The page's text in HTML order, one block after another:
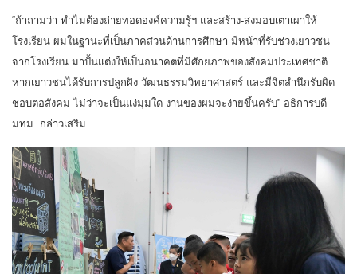
“ถ้าถามว่า ทำไมต้องถ่ายทอดองค์ความรู้ฯ และสร้าง-ส่งมอบเตาเผาให้
โรงเรียน ผมในฐานะที่เป็นภาคส่วนด้านการศึกษา มีหน้าที่รับช่วงเยาวชน
จากโรงเรียน มาปั้นแต่งให้เป็นอนาคตที่มีศักยภาพของสังคมประเทศชาติ
หากเยาวชนได้รับการปลูกฝัง วัฒนธรรมวิทยาศาสตร์ และมีจิตสำนึกรับผิด
ชอบต่อสังคม ไม่ว่าจะเป็นแง่มุมใด งานของผมจะง่ายขึ้นครับ” อธิการบดี
มทม. กล่าวเสริม